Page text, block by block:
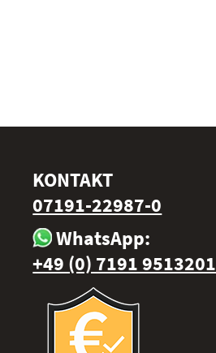
KONTAKT
07191-22987-0
WhatsApp:
+49 (0) 7191 9513201